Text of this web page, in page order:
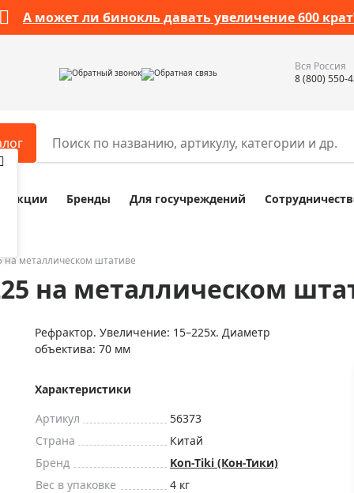
А может ли бинокль давать увеличение 600
Обратный звонок Обратная связь
Вся Россия
8 (800) 550-
для микроскопов
для зрительных труб
для луп
для приборов ночного
оптики по специальным
выставочных образцов
Разное
Наборы исследователя
Глобусы
Средства для очистки оптики
Трихинеллоскопы
Акции Бренды Для госучреждений
на металлическом штативе
на металлическом
Рефрактор. Увеличение: 15–225х. Диаметр
объектива: 70 мм
Характеристики
Артикул
56373
Страна
Китай
Бренд
Kon-Tiki (Кон-Тики)
Вес в упаковке
4 кг